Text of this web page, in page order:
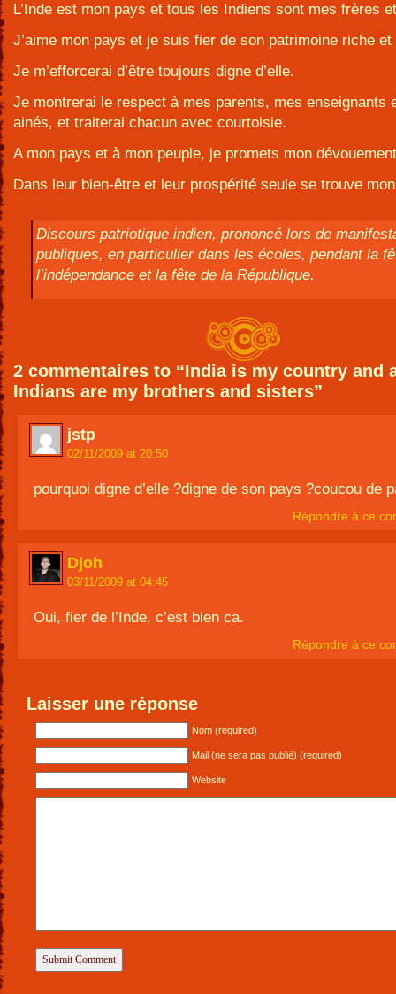
L’Inde est mon pays et tous les Indiens sont mes frères
J’aime mon pays et je suis fier de son patrimoine riche
Je m’efforcerai d’être toujours digne d’elle.
Je montrerai le respect à mes parents, mes enseignants
ainés, et traiterai chacun avec courtoisie.
A mon pays et à mon peuple, je promets mon
Dans leur bien-être et leur prospérité seule se trouve
Discours patriotique indien, prononcé lors de
publiques, en particulier dans les écoles, pendant la
l’indépendance et la fête de la République.
2 commentaires to “India is my country and
Indians are my brothers and sisters”
jstp
02/11/2009 at 20:50
pourquoi digne d’elle ?digne de son pays ?coucou de
Répondre à ce
Djoh
03/11/2009 at 04:45
Oui, fier de l’Inde, c’est bien ca.
Répondre à ce
Laisser une réponse
Nom (required)
Mail (ne sera pas publié) (required)
Website